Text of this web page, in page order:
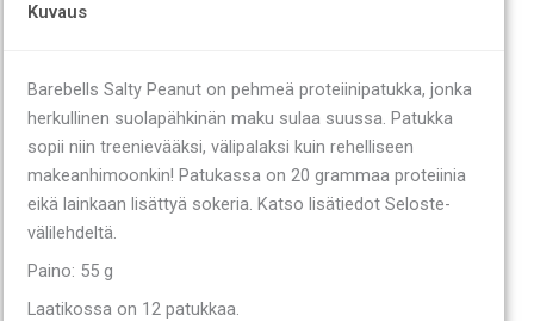
Kuvaus
Barebells Salty Peanut on pehmeä proteiinipatukka, jonka
herkullinen suolapähkinän maku sulaa suussa. Patukka
sopii niin treenievääksi, välipalaksi kuin rehelliseen
makeanhimoonkin! Patukassa on 20 grammaa proteiinia
eikä lainkaan lisättyä sokeria. Katso lisätiedot Seloste-
välilehdeltä.
Paino: 55 g
Laatikossa on 12 patukkaa.